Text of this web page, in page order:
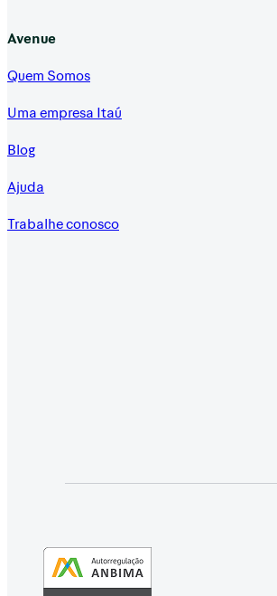
Avenue
Quem Somos
Uma empresa Itaú
Blog
Ajuda
Trabalhe conosco